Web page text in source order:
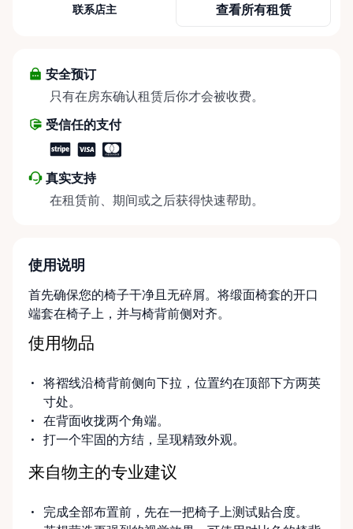
At Cody Party Rentals, we believe in the power of
about more than just saving money; it’s about
helping people enjoy more for less while making a
share instead of buy, we’re all doing our part to
make things easier on Mother Nature.
联系店主 查看所有租赁
安全预订
只有在房东确认租赁后你才会被收费。
受信任的支付
真实支持
在租赁前、期间或之后获得快速帮助。
使用说明
首先确保您的椅子干净且无碎屑。将缎面椅套的开口
端套在椅子上，并与椅背前侧对齐。
使用物品
将褶线沿椅背前侧向下拉，位置约在顶部下方两英
寸处。
在背面收拢两个角端。
打一个牢固的方结，呈现精致外观。
来自物主的专业建议
完成全部布置前，先在一把椅子上测试贴合度。